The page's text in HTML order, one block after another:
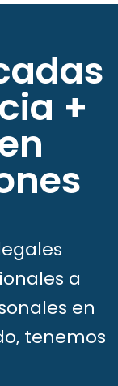
+
a
en
tenemos